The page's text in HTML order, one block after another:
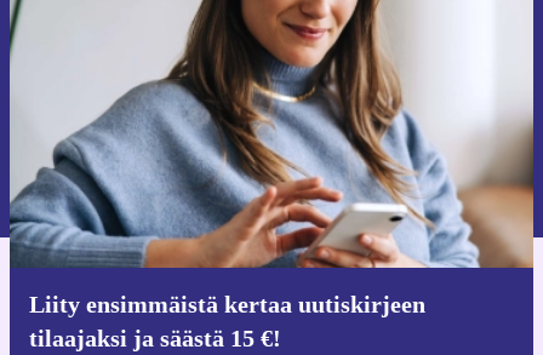
Liity ensimmäistä kertaa uutiskirjeen
tilaajaksi ja säästä 15 €!
Älä missaa enää yhtäkään tarjousta.
Pyydä etukuponki
Lisätietoja henkilötietojen käytöstä löydättietosuojaselosteestamme.
iOS:lle ja Androidille